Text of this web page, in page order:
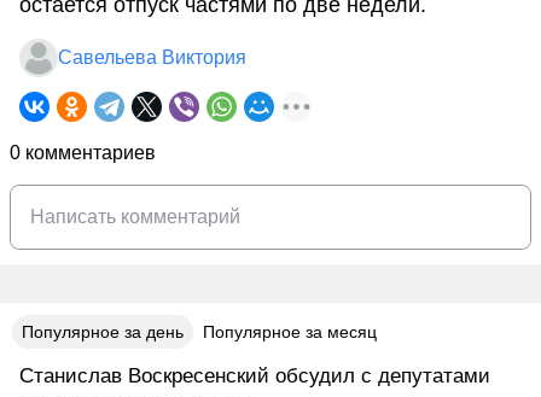
остается отпуск частями по две недели.
Савельева Виктория
0 комментариев
Популярное за день Популярное за месяц
Станислав Воскресенский обсудил с депутатами